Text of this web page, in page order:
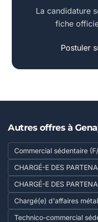
La candidature
fiche
Postuler
Autres offres à
Commercial sédentaire
CHARGÉ-E DES
CHARGÉ-E DES
Chargé(e) d'affaires
Technico-commercial